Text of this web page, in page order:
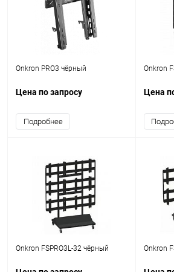
Onkron PRO3 чёрный
Цена по запросу
Подробнее
Onkron
Цена
Onkron FSPRO3L-32 чёрный Onkron